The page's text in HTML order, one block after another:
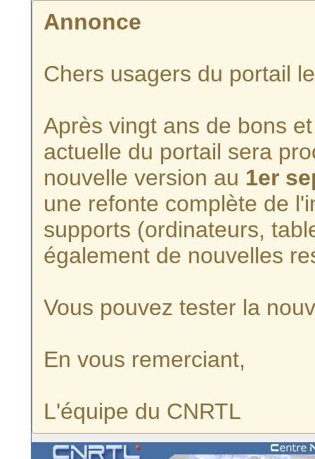
Annonce
Chers usagers du portail
Après vingt ans de bons
actuelle du portail sera
nouvelle version au 1er
une refonte complète de
supports (ordinateurs,
également de nouvelles
Vous pouvez tester la
En vous remerciant,
L'équipe du CNRTL